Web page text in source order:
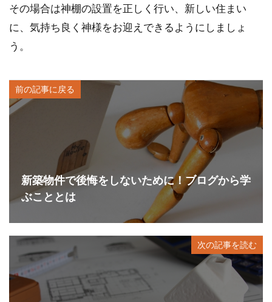
その場合は神棚の設置を正しく行い、新しい住まい
に、気持ち良く神様をお迎えできるようにしましょ
う。
前の記事に戻る
新築物件で後悔をしないために！ブログから学
ぶこととは
次の記事を読む